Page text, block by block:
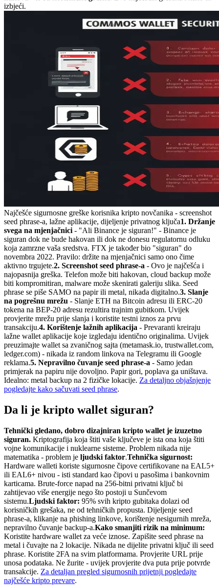
izbjeći.
Najčešće sigurnosne greške korisnika kripto novčanika - screenshot
seed phrase-a, lažne aplikacije, dijeljenje privatnog ključa1. Držanje
svega na mjenjačnici - "Ali Binance je siguran!" - Binance je
siguran dok ne bude hakovan ili dok ne donesu regulatornu odluku
koja zamrzne vaša sredstva. FTX je također bio "siguran" do
novembra 2022. Pravilo: držite na mjenjačnici samo ono čime
aktivno trgujete.2. Screenshot seed phrase-a - Ovo je najčešća i
najopasnija greška. Telefon može biti hakovan, cloud backup može
biti kompromitiran, malware može skenirati galeriju slika. Seed
phrase se piše SAMO na papir ili metal, nikada digitalno.3. Slanje
na pogrešnu mrežu - Slanje ETH na Bitcoin adresu ili ERC-20
tokena na BEP-20 adresu rezultira trajnim gubitkom. Uvijek
provjerite mrežu prije slanja i koristite testni iznos za prvu
transakciju.4. Korištenje lažnih aplikacija - Prevaranti kreiraju
lažne wallet aplikacije koje izgledaju identično originalima. Uvijek
preuzimajte wallet sa zvaničnog sajta (metamask.io, trustwallet.com,
ledger.com) - nikada iz random linkova na Telegramu ili Google
reklama.5. Nepravilno čuvanje seed phrase-a - Samo jedan
primjerak na papiru nije dovoljno. Papir gori, poplava ga uništava.
Idealno: metal backup na 2 fizičke lokacije. Za detaljno objašnjenje
pogledajte kako sačuvati seed phrase.
Da li je kripto wallet siguran?
Tehnički gledano, dobro dizajniran kripto wallet je izuzetno
siguran. Kriptografija koja štiti vaše ključeve je ista ona koja štiti
vojne komunikacije i nuklearne sisteme. Problem nikada nije
matematika - problem je ljudski faktor.Tehnička sigurnost:
Hardware walleti koriste sigurnosne čipove certifikovane na EAL5+
ili EAL6+ nivou - isti standard kao čipovi u pasošima i bankovnim
karticama. Brute-force napad na 256-bitni privatni ključ bi
zahtijevao više energije nego što postoji u Sunčevom
sistemu.Ljudski faktor: 95% svih kripto gubitaka dolazi od
korisničkih grešaka, ne od tehničkih propusta. Dijeljenje seed
phrase-a, klikanje na phishing linkove, korištenje nesigurnih mreža,
nepravilno čuvanje backup-a.Kako smanjiti rizik na minimum:
Koristite hardware wallet za veće iznose. Zapišite seed phrase na
metal i čuvajte na 2 lokacije. Nikada ne dijelite privatni ključ ili seed
phrase. Koristite 2FA na svim platformama. Provjerite URL prije
unosa podataka. Ne žurite - uvijek provjerite dva puta prije potvrde
transakcije. Za detaljan pregled sigurnosnih prijetnji pogledajte
najčešće kripto prevare.